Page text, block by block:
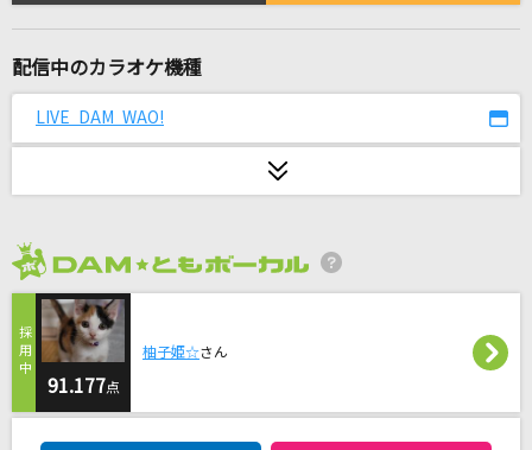
赤いやねの家
言っとくけど、この感情は恋じゃないからっ！
米津玄師
残響散歌
配信中のカラオケ機種
LIVE DAM WAO!
91.177点
柚子姫☆さん